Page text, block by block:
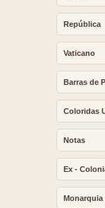
República
Vaticano
Barras de
Coloridas
Notas
Ex -
Monarquia